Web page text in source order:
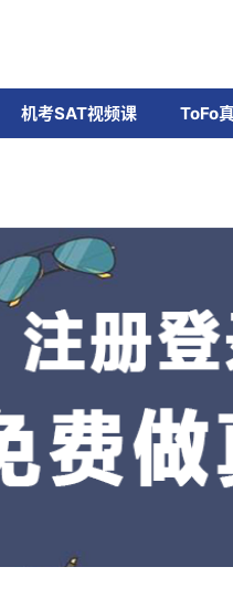
机考SAT视频课 ToFo